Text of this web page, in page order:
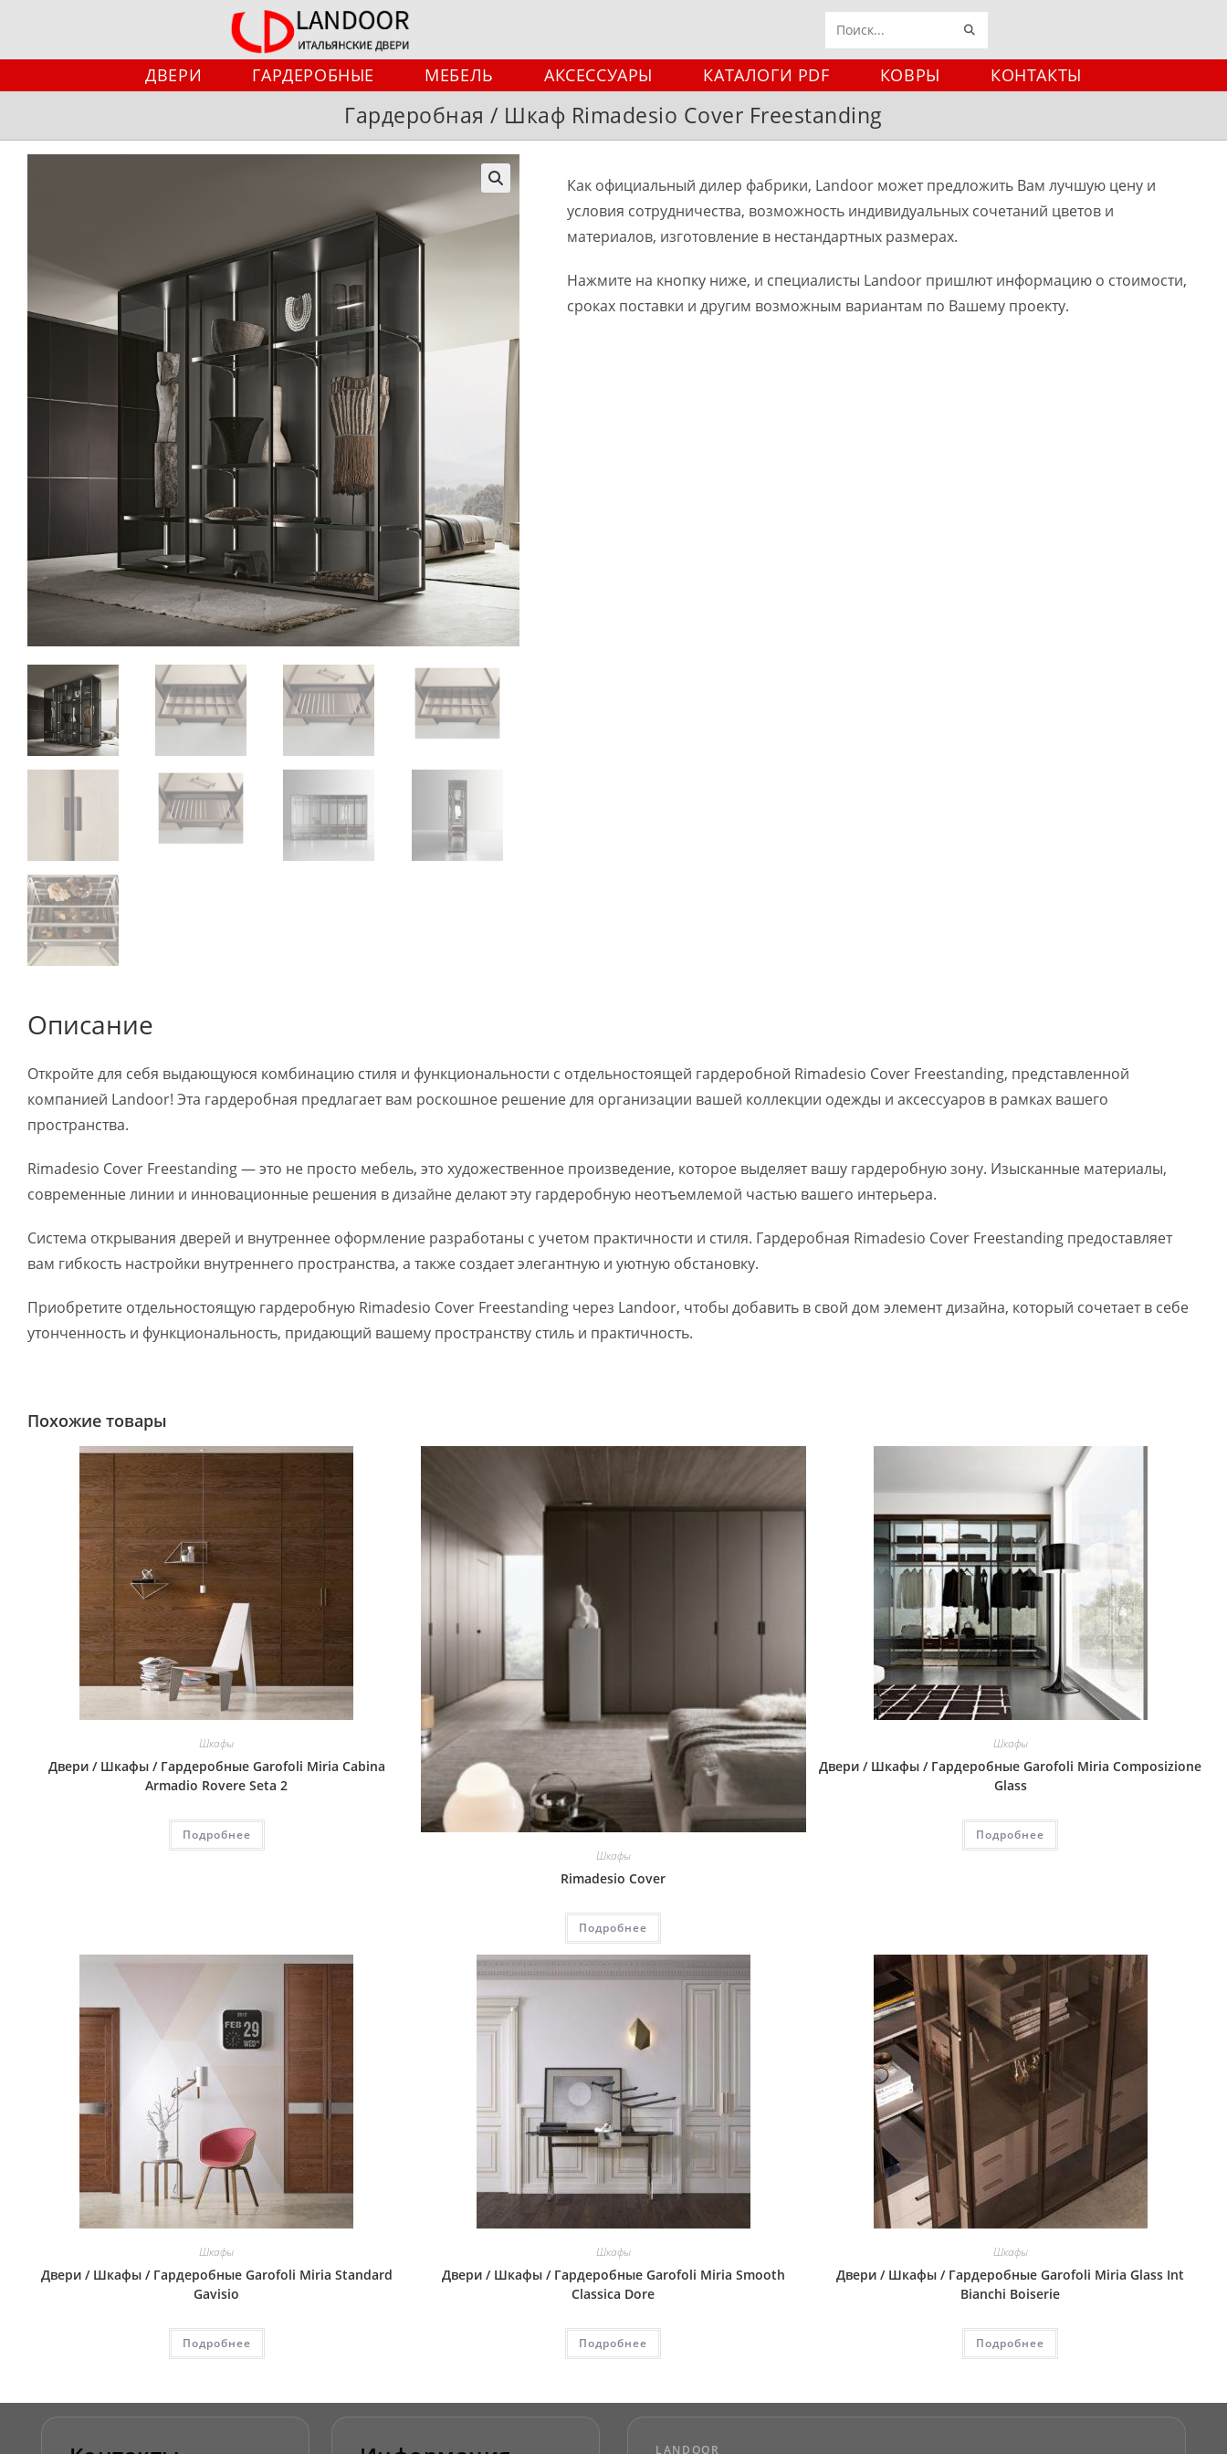
содержимому
Поиск
ДВЕРИ ГАРДЕРОБНЫЕ МЕБЕЛЬ АКСЕССУАРЫ КАТАЛОГИ PDF КОВРЫ КОНТАКТЫ
Гардеробная / Шкаф Rimadesio Cover Freestanding
Как официальный дилер фабрики, Landoor может предложить Вам лучшую цену и
условия сотрудничества, возможность индивидуальных сочетаний цветов и
материалов, изготовление в нестандартных размерах.
Нажмите на кнопку ниже, и специалисты Landoor пришлют информацию о стоимости,
сроках поставки и другим возможным вариантам по Вашему проекту.
Описание
Откройте для себя выдающуюся комбинацию стиля и функциональности с отдельностоящей гардеробной Rimadesio Cover Freestanding, представленной
компанией Landoor! Эта гардеробная предлагает вам роскошное решение для организации вашей коллекции одежды и аксессуаров в рамках вашего
пространства.
Rimadesio Cover Freestanding — это не просто мебель, это художественное произведение, которое выделяет вашу гардеробную зону. Изысканные материалы,
современные линии и инновационные решения в дизайне делают эту гардеробную неотъемлемой частью вашего интерьера.
Система открывания дверей и внутреннее оформление разработаны с учетом практичности и стиля. Гардеробная Rimadesio Cover Freestanding предоставляет
вам гибкость настройки внутреннего пространства, а также создает элегантную и уютную обстановку.
Приобретите отдельностоящую гардеробную Rimadesio Cover Freestanding через Landoor, чтобы добавить в свой дом элемент дизайна, который сочетает в себе
утонченность и функциональность, придающий вашему пространству стиль и практичность.
Похожие товары
Шкафы
Двери / Шкафы / Гардеробные Garofoli Miria Cabina
Armadio Rovere Seta 2
Подробнее
Шкафы
Rimadesio Cover
Подробнее
Шкафы
Двери / Шкафы / Гардеробные Garofoli Miria Composizione
Glass
Подробнее
Шкафы
Двери / Шкафы / Гардеробные Garofoli Miria Standard
Gavisio
Подробнее
Шкафы
Двери / Шкафы / Гардеробные Garofoli Miria Smooth
Classica Dore
Подробнее
Шкафы
Двери / Шкафы / Гардеробные Garofoli Miria Glass Int
Bianchi Boiserie
Подробнее
LANDOOR